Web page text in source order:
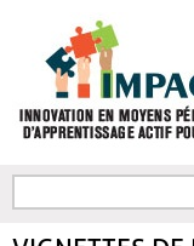
FORMULAIRE DE